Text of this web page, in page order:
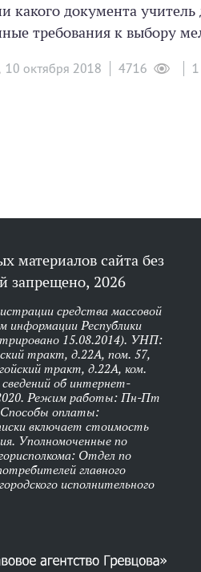
какого документа
требования к выбору
10 октября 2018 4716 1
материалов сайта без
запрещено, 2026
средства массовой
информации Республики
15.08.2014). УНП:
тракт, д.22А, пом. 57,
тракт, д.22А, ком.
об интернет-
Режим работы: Пн-Пт
оплаты:
включает стоимость
Уполномоченные по
Отдел по
главного
исполнительного